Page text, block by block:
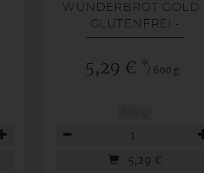
WUNDERBROT GOLD
GLUTENFREI -
5,29 € */ 600 g
5,29 €